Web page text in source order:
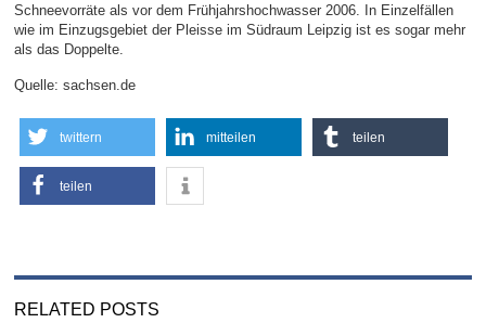
Schneevorräte als vor dem Frühjahrshochwasser 2006. In Einzelfällen
wie im Einzugsgebiet der Pleisse im Südraum Leipzig ist es sogar mehr
als das Doppelte.
Quelle: sachsen.de
twittern mitteilen teilen
teilen
RELATED POSTS